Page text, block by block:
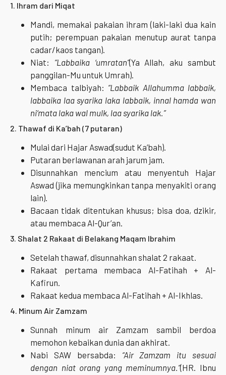
1. Ihram dari Miqat
Mandi, memakai pakaian ihram (laki-laki dua kain
putih; perempuan pakaian menutup aurat tanpa
cadar/kaos tangan).
Niat: “Labbaika ‘umratan”(Ya Allah, aku sambut
panggilan-Mu untuk Umrah).
Membaca talbiyah: “Labbaik Allahumma labbaik,
labbaika laa syarika laka labbaik, innal hamda wan
ni‘mata laka wal mulk, laa syarika lak.”
2. Thawaf di Ka’bah (7 putaran)
Mulai dari Hajar Aswad(sudut Ka’bah).
Putaran berlawanan arah jarum jam.
Disunnahkan mencium atau menyentuh Hajar
Aswad (jika memungkinkan tanpa menyakiti orang
lain).
Bacaan tidak ditentukan khusus; bisa doa, dzikir,
atau membaca Al-Qur’an.
3. Shalat 2 Rakaat di Belakang Maqam Ibrahim
Setelah thawaf, disunnahkan shalat 2 rakaat.
Rakaat pertama membaca Al-Fatihah + Al-
Kafirun.
Rakaat kedua membaca Al-Fatihah + Al-Ikhlas.
4. Minum Air Zamzam
Sunnah minum air Zamzam sambil berdoa
memohon kebaikan dunia dan akhirat.
Nabi SAW bersabda: “Air Zamzam itu sesuai
dengan niat orang yang meminumnya.”(HR. Ibnu